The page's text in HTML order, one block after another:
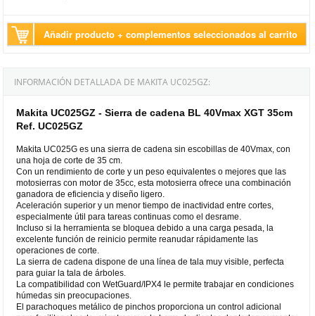
Añadir producto + complementos seleccionados al carrito
INFORMACIÓN DETALLADA DE MAKITA UC025GZ:
Makita UC025GZ - Sierra de cadena BL 40Vmax XGT 35cm
Ref. UC025GZ
Makita UC025G es una sierra de cadena sin escobillas de 40Vmax, con
una hoja de corte de 35 cm.
Con un rendimiento de corte y un peso equivalentes o mejores que las
motosierras con motor de 35cc, esta motosierra ofrece una combinación
ganadora de eficiencia y diseño ligero.
Aceleración superior y un menor tiempo de inactividad entre cortes,
especialmente útil para tareas continuas como el desrame.
Incluso si la herramienta se bloquea debido a una carga pesada, la
excelente función de reinicio permite reanudar rápidamente las
operaciones de corte.
La sierra de cadena dispone de una línea de tala muy visible, perfecta
para guiar la tala de árboles.
La compatibilidad con WetGuard/IPX4 le permite trabajar en condiciones
húmedas sin preocupaciones.
El parachoques metálico de pinchos proporciona un control adicional